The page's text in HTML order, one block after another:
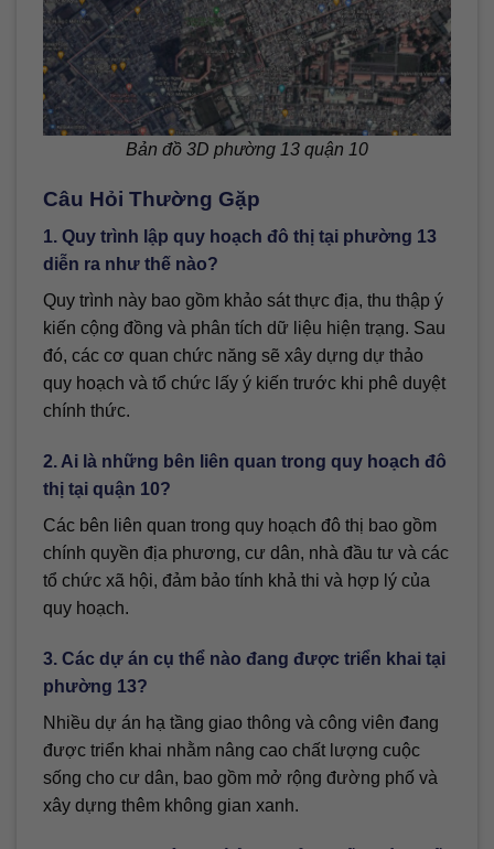
Bản đồ 3D phường 13 quận 10
Câu Hỏi Thường Gặp
1. Quy trình lập quy hoạch đô thị tại phường 13
diễn ra như thế nào?
Quy trình này bao gồm khảo sát thực địa, thu thập ý
kiến cộng đồng và phân tích dữ liệu hiện trạng. Sau
đó, các cơ quan chức năng sẽ xây dựng dự thảo
quy hoạch và tổ chức lấy ý kiến trước khi phê duyệt
chính thức.
2. Ai là những bên liên quan trong quy hoạch đô
thị tại quận 10?
Các bên liên quan trong quy hoạch đô thị bao gồm
chính quyền địa phương, cư dân, nhà đầu tư và các
tổ chức xã hội, đảm bảo tính khả thi và hợp lý của
quy hoạch.
3. Các dự án cụ thể nào đang được triển khai tại
phường 13?
Nhiều dự án hạ tầng giao thông và công viên đang
được triển khai nhằm nâng cao chất lượng cuộc
sống cho cư dân, bao gồm mở rộng đường phố và
xây dựng thêm không gian xanh.